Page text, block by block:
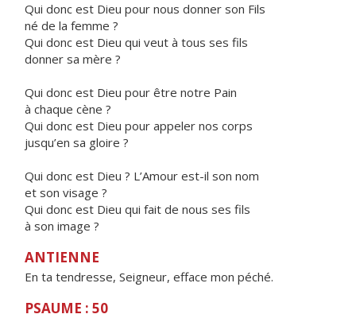
Qui donc est Dieu pour nous donner son Fils
né de la femme ?
Qui donc est Dieu qui veut à tous ses fils
donner sa mère ?
Qui donc est Dieu pour être notre Pain
à chaque cène ?
Qui donc est Dieu pour appeler nos corps
jusqu’en sa gloire ?
Qui donc est Dieu ? L’Amour est-il son nom
et son visage ?
Qui donc est Dieu qui fait de nous ses fils
à son image ?
ANTIENNE
En ta tendresse, Seigneur, efface mon péché.
PSAUME : 50